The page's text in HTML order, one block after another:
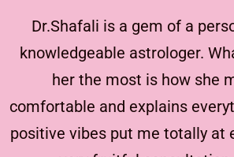
Dr.Shafali is a gem of a
knowledgeable astrologer.
her the most is how she
comfortable and explains
positive vibes put me totally at